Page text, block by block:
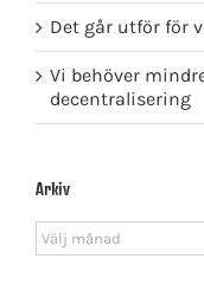
Det går utför för
Vi behöver
decentralisering
Arkiv
Arkiv